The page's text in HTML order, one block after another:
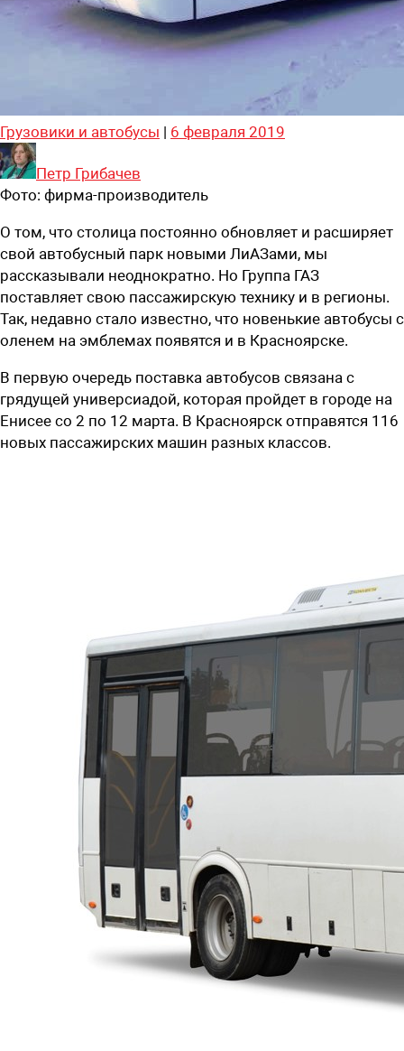
Грузовики и автобусы | 6 февраля 2019
Петр Грибачев
Фото: фирма-производитель
О том, что столица постоянно обновляет и расширяет
свой автобусный парк новыми ЛиАЗами, мы
рассказывали неоднократно. Но Группа ГАЗ
поставляет свою пассажирскую технику и в регионы.
Так, недавно стало известно, что новенькие автобусы с
оленем на эмблемах появятся и в Красноярске.
В первую очередь поставка автобусов связана с
грядущей универсиадой, которая пройдет в городе на
Енисее со 2 по 12 марта. В Красноярск отправятся 116
новых пассажирских машин разных классов.